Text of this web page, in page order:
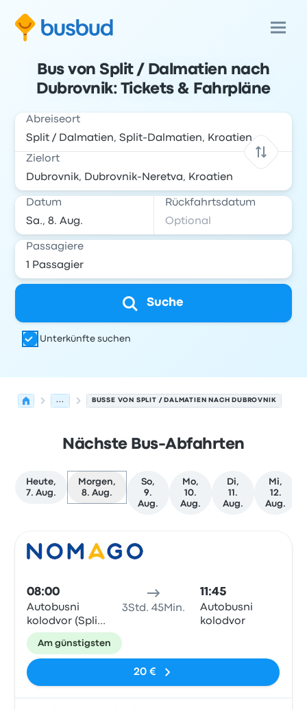
Bus von Split / Dalmatien nach
Dubrovnik: Tickets & Fahrpläne
Abreiseort
Zielort
Datum Rückfahrtsdatum
Passagiere
Suche
Unterkünfte suchen
... BUSSE VON SPLIT / DALMATIEN NACH DUBROVNIK
Nächste Bus-Abfahrten
Heute,
7. Aug.
Morgen,
8. Aug.
So,
9.
Aug.
Mo,
10.
Aug.
Di,
11.
Aug.
Mi,
12.
Aug.
08:00
Autobusni
kolodvor (Split
Central Bus
Station)
3Std. 45Min.
11:45
Autobusni
kolodvor
Am günstigsten
20 €